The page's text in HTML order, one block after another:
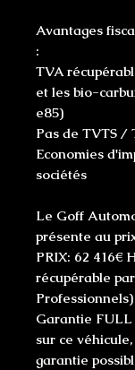
Avantages
:
TVA
et les bio-
e85)
Pas de TVTS /
Economies
sociétés
Le Goff
présente au
PRIX: 62 416€
récupérable
Garantie FULL
sur ce
garantie